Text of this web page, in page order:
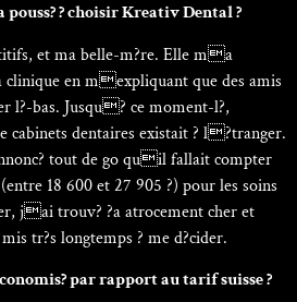
pouss? ? choisir Kreativ Dental ?
et ma belle-m?re. Elle ma
clinique en mexpliquant que des amis
l?-bas. Jusqu? ce moment-l?,
cabinets dentaires existait ? l?tranger.
tout de go quil fallait compter
18 600 et 27 905 ?) pour les soins
jai trouv? ?a atrocement cher et
tr?s longtemps ? me d?cider.
par rapport au tarif suisse ?